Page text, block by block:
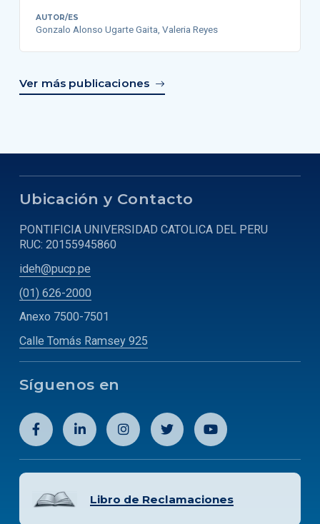
AUTOR/ES
Gonzalo Alonso Ugarte Gaita, Valeria Reyes
Ver más publicaciones
Ubicación y Contacto
PONTIFICIA UNIVERSIDAD CATOLICA DEL PERU
RUC: 20155945860
ideh@pucp.pe
(01) 626-2000
Anexo 7500-7501
Calle Tomás Ramsey 925
Síguenos en
Libro de Reclamaciones